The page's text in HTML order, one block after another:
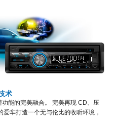
术
能的完美融合。 完美再现 CD、压
车打造一个无与伦比的收听环境，